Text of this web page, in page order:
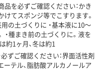
を必ずご確認ください：かき
けてスポンジ等でこすります。
の土づくりに ・基本液に10～
・種まき前の土づくりに。液を
約1ヶ月、冬は約1
ご確認ください：界面活性剤
ーテル、脂肪酸アルカノールア